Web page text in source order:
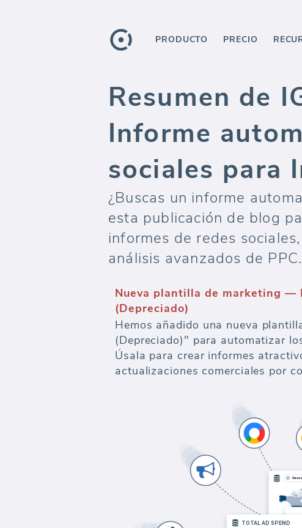
PRODUCTO PRECIO
Resumen de
Informe
sociales para
¿Buscas un informe
esta publicación de blog
informes de redes
análisis avanzados de PPC.
Nueva plantilla de marketing —
(Depreciado)
Hemos añadido una nueva
(Depreciado)" para automatizar
Úsala para crear informes
actualizaciones comerciales por